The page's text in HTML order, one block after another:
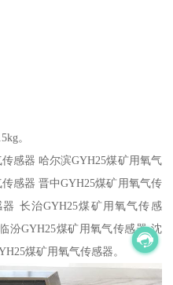
。
感器 哈尔滨GYH25煤矿用氧气
感器 晋中GYH25煤矿用氧气传
长治GYH25煤矿用氧气传感
汾GYH25煤矿用氧气传感器 沈
煤矿用氧气传感器。